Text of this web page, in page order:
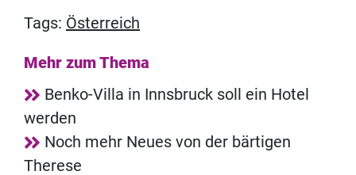
Tags: Österreich
Mehr zum Thema
Benko-Villa in Innsbruck soll ein Hotel
werden
Noch mehr Neues von der bärtigen
Therese